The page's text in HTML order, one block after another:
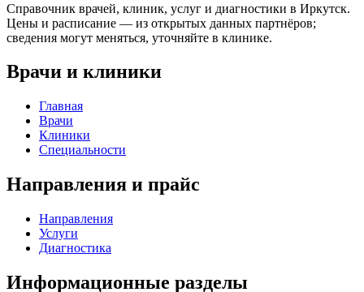
Справочник врачей, клиник, услуг и диагностики в Иркутск.
Цены и расписание — из открытых данных партнёров;
сведения могут меняться, уточняйте в клинике.
Врачи и клиники
Главная
Врачи
Клиники
Специальности
Направления и прайс
Направления
Услуги
Диагностика
Информационные разделы